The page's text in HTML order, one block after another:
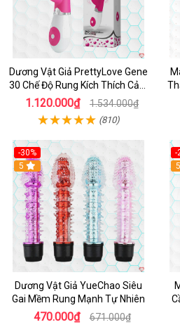
Dương Vật Giả PrettyLove Gene
30 Chế Độ Rung Kích Thích Cảm
Biến Âm Thanh
1.120.000₫ 1.534.000₫
(810)
-30%
Hot
5
Dương Vật Giả YueChao Siêu
Gai Mềm Rung Mạnh Tự Nhiên
470.000₫ 671.000₫
-
5